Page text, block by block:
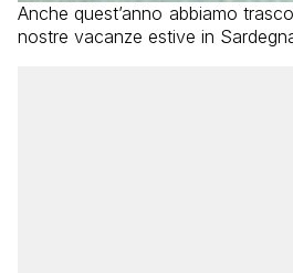
Anche quest’anno abbiamo
nostre vacanze estive in